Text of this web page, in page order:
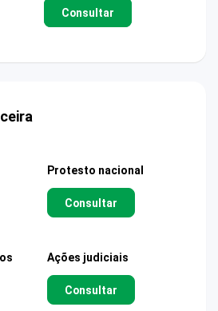
Consultar
Protesto nacional
Consultar
Ações judiciais
Consultar